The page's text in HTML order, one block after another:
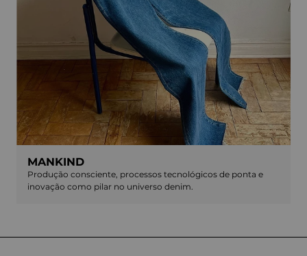
MANKIND
Produção consciente, processos tecnológicos de ponta e
inovação como pilar no universo denim.